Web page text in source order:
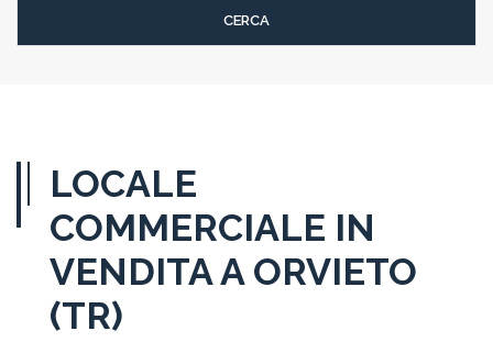
LOCALE
COMMERCIALE IN
VENDITA A ORVIETO
(TR)